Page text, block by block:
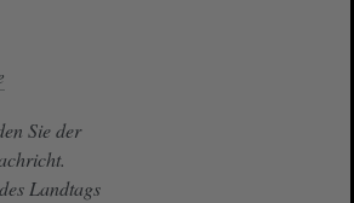
Sie der
Landtags